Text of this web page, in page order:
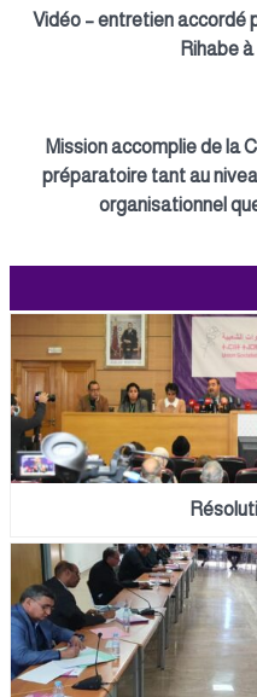
Vidéo – entretien accordé
Rihabe
Mission accomplie de la
préparatoire tant au
organisationnel